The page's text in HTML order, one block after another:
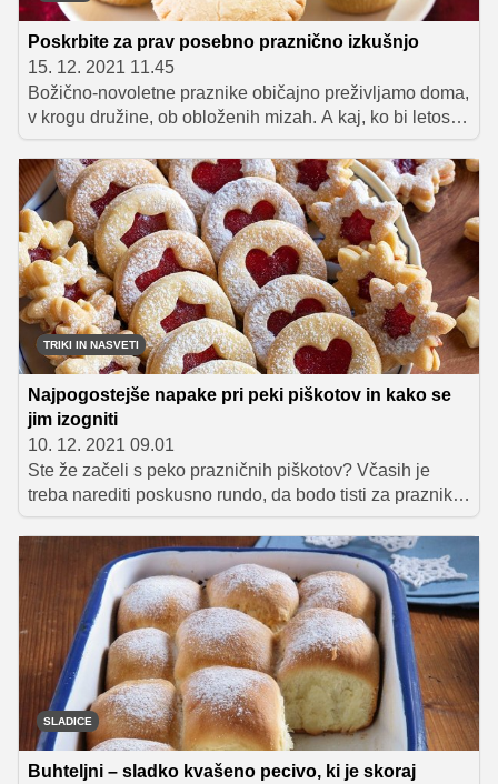
Poskrbite za prav posebno praznično izkušnjo
15. 12. 2021 11.45
Božično-novoletne praznike običajno preživljamo doma,
v krogu družine, ob obloženih mizah. A kaj, ko bi letos
spremenili to tradicijo in se v dvoje ali s prijatelji
odpravili na prav posebno praznično pogostitev čez
mejo? V nadaljevanju vam predstavimo nekaj najbolj
znanih evropskih kulinaričnih mest, kjer boste lahko
uživali v značilnostih njihove gastronomsko dovršene
ponudbe.
TRIKI IN NASVETI
Najpogostejše napake pri peki piškotov in kako se
jim izogniti
10. 12. 2021 09.01
Ste že začeli s peko prazničnih piškotov? Včasih je
treba narediti poskusno rundo, da bodo tisti za praznike
zares odlični. Piškoti se nam lahko ponesrečijo iz
različnih razlogov. Preverili smo, katere so
najpogostejše napake, ki jih delamo pri peki in kako se
jim lahko izognete.
SLADICE
Buhteljni – sladko kvašeno pecivo, ki je skoraj